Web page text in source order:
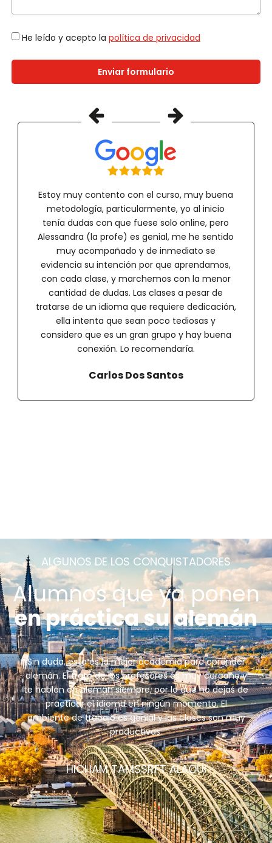
He leído y acepto la política de privacidad
Enviar formulario
Estoy muy contento con el curso, muy buena
metodología, particularmente, yo al inicio
tenía dudas con que fuese solo online, pero
Alessandra (la profe) es genial, me he sentido
muy acompañado y de inmediato se
evidencia su intención por que aprendamos,
con cada clase, y marchemos con la menor
cantidad de dudas. Las clases a pesar de
tratarse de un idioma que requiere dedicación,
ella intenta que sean poco tediosas y
considero que es un gran grupo y hay buena
conexión. Lo recomendaría.
Carlos Dos Santos
ALGUNOS DE LOS CONQUISTADORES
Alumnos que ya ponen
en práctica su alemán
Sin duda, esta es la mejor academia para aprender
alemán. El trato de los profesores es muy cercano y
te hablan en alemán siempre, por lo que no dejas de
practicar el idioma en ningún momento. El
ambiente de trabajo es genial y las clases son muy
productivas.
HICHAM TAMSSRFT ALAOUI